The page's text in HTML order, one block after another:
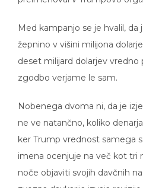
Med kampanjo se je hvalil,
žepnino v višini milijona
deset milijard dolarjev vredno
zgodbo verjame le sam.
Nobenega dvoma ni, da je
ne ve natančno, koliko
ker Trump vrednost samega
imena ocenjuje na več kot tri
noče objaviti svojih davčnih